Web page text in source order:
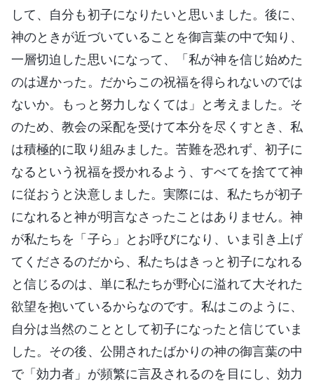
して、自分も初子になりたいと思いました。後に、
神のときが近づいていることを御言葉の中で知り、
一層切迫した思いになって、「私が神を信じ始めた
のは遅かった。だからこの祝福を得られないのでは
ないか。もっと努力しなくては」と考えました。そ
のため、教会の采配を受けて本分を尽くすとき、私
は積極的に取り組みました。苦難を恐れず、初子に
なるという祝福を授かれるよう、すべてを捨てて神
に従おうと決意しました。実際には、私たちが初子
になれると神が明言なさったことはありません。神
が私たちを「子ら」とお呼びになり、いま引き上げ
てくださるのだから、私たちはきっと初子になれる
と信じるのは、単に私たちが野心に溢れて大それた
欲望を抱いているからなのです。私はこのように、
自分は当然のこととして初子になったと信じていま
した。その後、公開されたばかりの神の御言葉の中
で「効力者」が頻繁に言及されるのを目にし、効力